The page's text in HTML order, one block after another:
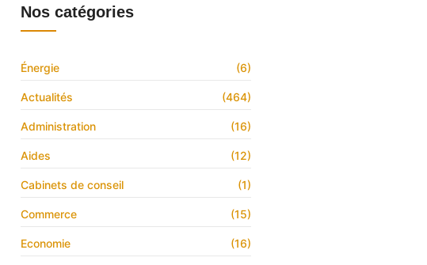
Nos catégories
Énergie (6)
Actualités (464)
Administration (16)
Aides (12)
Cabinets de conseil (1)
Commerce (15)
Economie (16)